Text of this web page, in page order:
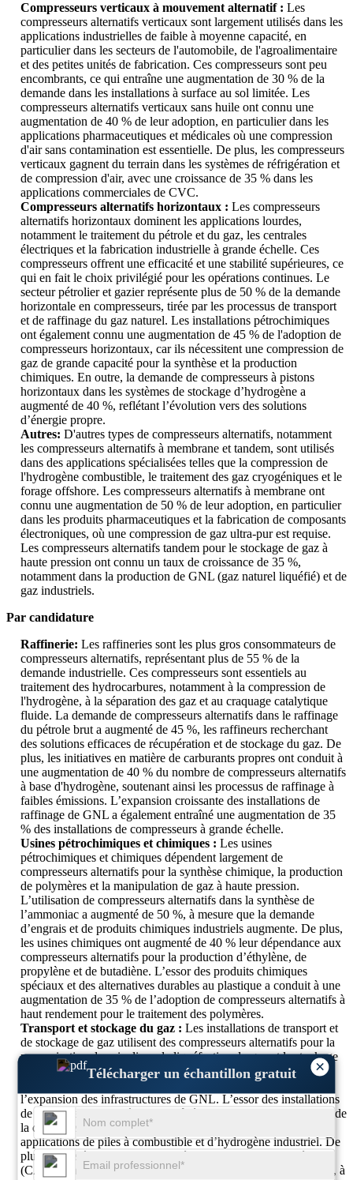
×
Télécharger un échantillon gratuit
Compresseurs verticaux à mouvement alternatif : Les
compresseurs alternatifs verticaux sont largement utilisés dans les
applications industrielles de faible à moyenne capacité, en
particulier dans les secteurs de l'automobile, de l'agroalimentaire
et des petites unités de fabrication. Ces compresseurs sont peu
encombrants, ce qui entraîne une augmentation de 30 % de la
demande dans les installations à surface au sol limitée. Les
compresseurs alternatifs verticaux sans huile ont connu une
augmentation de 40 % de leur adoption, en particulier dans les
applications pharmaceutiques et médicales où une compression
d'air sans contamination est essentielle. De plus, les compresseurs
verticaux gagnent du terrain dans les systèmes de réfrigération et
de compression d'air, avec une croissance de 35 % dans les
applications commerciales de CVC.
Compresseurs alternatifs horizontaux : Les compresseurs
alternatifs horizontaux dominent les applications lourdes,
notamment le traitement du pétrole et du gaz, les centrales
électriques et la fabrication industrielle à grande échelle. Ces
compresseurs offrent une efficacité et une stabilité supérieures, ce
qui en fait le choix privilégié pour les opérations continues. Le
secteur pétrolier et gazier représente plus de 50 % de la demande
horizontale en compresseurs, tirée par les processus de transport
et de raffinage du gaz naturel. Les installations pétrochimiques
ont également connu une augmentation de 45 % de l'adoption de
compresseurs horizontaux, car ils nécessitent une compression de
gaz de grande capacité pour la synthèse et la production
chimiques. En outre, la demande de compresseurs à pistons
horizontaux dans les systèmes de stockage d’hydrogène a
augmenté de 40 %, reflétant l’évolution vers des solutions
d’énergie propre.
Autres: D'autres types de compresseurs alternatifs, notamment
les compresseurs alternatifs à membrane et tandem, sont utilisés
dans des applications spécialisées telles que la compression de
l'hydrogène combustible, le traitement des gaz cryogéniques et le
forage offshore. Les compresseurs alternatifs à membrane ont
connu une augmentation de 50 % de leur adoption, en particulier
dans les produits pharmaceutiques et la fabrication de composants
électroniques, où une compression de gaz ultra-pur est requise.
Les compresseurs alternatifs tandem pour le stockage de gaz à
haute pression ont connu un taux de croissance de 35 %,
notamment dans la production de GNL (gaz naturel liquéfié) et de
gaz industriels.
Par candidature
Raffinerie: Les raffineries sont les plus gros consommateurs de
compresseurs alternatifs, représentant plus de 55 % de la
demande industrielle. Ces compresseurs sont essentiels au
traitement des hydrocarbures, notamment à la compression de
l'hydrogène, à la séparation des gaz et au craquage catalytique
fluide. La demande de compresseurs alternatifs dans le raffinage
du pétrole brut a augmenté de 45 %, les raffineurs recherchant
des solutions efficaces de récupération et de stockage du gaz. De
plus, les initiatives en matière de carburants propres ont conduit à
une augmentation de 40 % du nombre de compresseurs alternatifs
à base d'hydrogène, soutenant ainsi les processus de raffinage à
faibles émissions. L’expansion croissante des installations de
raffinage de GNL a également entraîné une augmentation de 35
% des installations de compresseurs à grande échelle.
Usines pétrochimiques et chimiques : Les usines
pétrochimiques et chimiques dépendent largement de
compresseurs alternatifs pour la synthèse chimique, la production
de polymères et la manipulation de gaz à haute pression.
L’utilisation de compresseurs alternatifs dans la synthèse de
l’ammoniac a augmenté de 50 %, à mesure que la demande
d’engrais et de produits chimiques industriels augmente. De plus,
les usines chimiques ont augmenté de 40 % leur dépendance aux
compresseurs alternatifs pour la production d’éthylène, de
propylène et de butadiène. L’essor des produits chimiques
spéciaux et des alternatives durables au plastique a conduit à une
augmentation de 35 % de l’adoption de compresseurs alternatifs à
haut rendement pour le traitement des polymères.
Transport et stockage du gaz : Les installations de transport et
de stockage de gaz utilisent des compresseurs alternatifs pour la
pressurisation des pipelines, la liquéfaction du gaz et le stockage
souterrain. La demande de compresseurs alternatifs dans les
systèmes de gazoducs a augmenté de 50 %, soutenant
l’expansion des infrastructures de GNL. L’essor des installations
de stockage d’hydrogène a entraîné une augmentation de 45 % de
la demande de compresseurs alternatifs, en particulier pour les
applications de piles à combustible et d’hydrogène industriel. De
plus, les systèmes de stockage d'énergie par air comprimé
(CAES) ont connu une augmentation de 35 % de leur adoption, à